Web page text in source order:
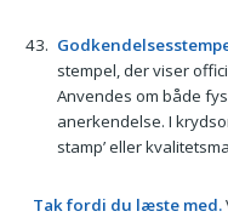
stempel, der viser
Anvendes om både
anerkendelse. I
stamp’ eller
Tak fordi du læste med.